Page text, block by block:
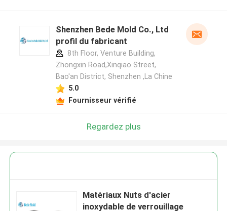
Shenzhen Bede Mold Co., Ltd
profil du fabricant
8th Floor, Venture Building,
Zhongxin Road,Xinqiao Street,
Bao'an District, Shenzhen ,La Chine
5.0
Fournisseur vérifié
Regardez plus
Matériaux Nuts d'acier
inoxydable de verrouillage